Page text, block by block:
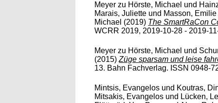
Meyer zu Hörste, Michael und
Marais, Juliette und Masson, Emilie
Michael (2019) The SmartRaCon
WCRR 2019, 2019-10-28 - 2019-
Meyer zu Hörste, Michael und
(2015)Züge sparsam und leise
13. Bahn Fachverlag. ISSN 0948-
Mintsis, Evangelos und Koutras,
Mitsakis, Evangelos und Lücken,